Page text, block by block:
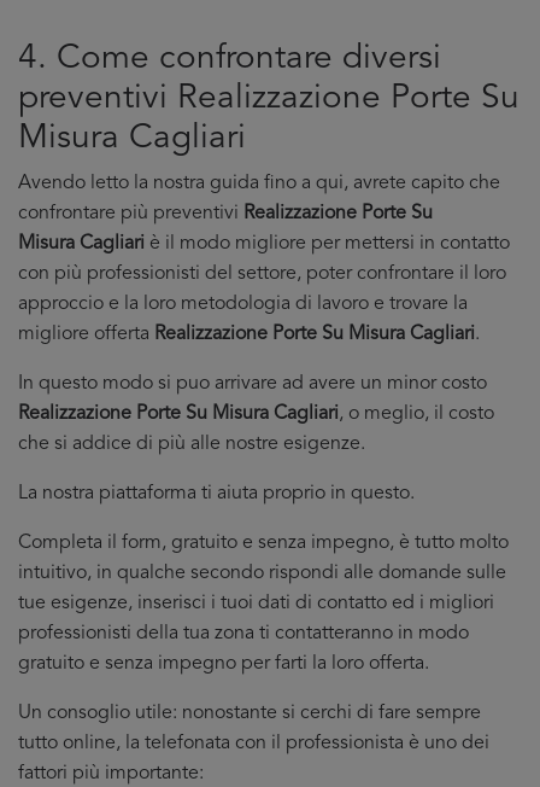
4. Come confrontare diversi
preventivi Realizzazione Porte Su
Misura Cagliari
Avendo letto la nostra guida fino a qui, avrete capito che
confrontare più preventivi Realizzazione Porte Su
Misura Cagliari è il modo migliore per mettersi in contatto
con più professionisti del settore, poter confrontare il loro
approccio e la loro metodologia di lavoro e trovare la
migliore offerta Realizzazione Porte Su Misura Cagliari.
In questo modo si puo arrivare ad avere un minor costo
Realizzazione Porte Su Misura Cagliari, o meglio, il costo
che si addice di più alle nostre esigenze.
La nostra piattaforma ti aiuta proprio in questo.
Completa il form, gratuito e senza impegno, è tutto molto
intuitivo, in qualche secondo rispondi alle domande sulle
tue esigenze, inserisci i tuoi dati di contatto ed i migliori
professionisti della tua zona ti contatteranno in modo
gratuito e senza impegno per farti la loro offerta.
Un consoglio utile: nonostante si cerchi di fare sempre
tutto online, la telefonata con il professionista è uno dei
fattori più importante: